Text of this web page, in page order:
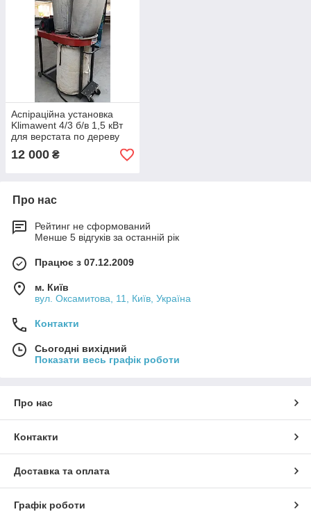
Аспіраційна установка
Klimawent 4/3 б/в 1,5 кВт
для верстата по дереву
12 000 ₴
Про нас
Рейтинг не сформований
Менше 5 відгуків за останній рік
Працює з 07.12.2009
м. Київ
вул. Оксамитова, 11, Київ, Україна
Контакти
Сьогодні вихідний
Показати весь графік роботи
Про нас
Контакти
Доставка та оплата
Графік роботи